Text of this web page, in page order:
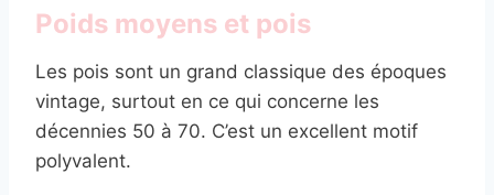
Poids moyens et pois
Les pois sont un grand classique des époques
vintage, surtout en ce qui concerne les
décennies 50 à 70. C’est un excellent motif
polyvalent.